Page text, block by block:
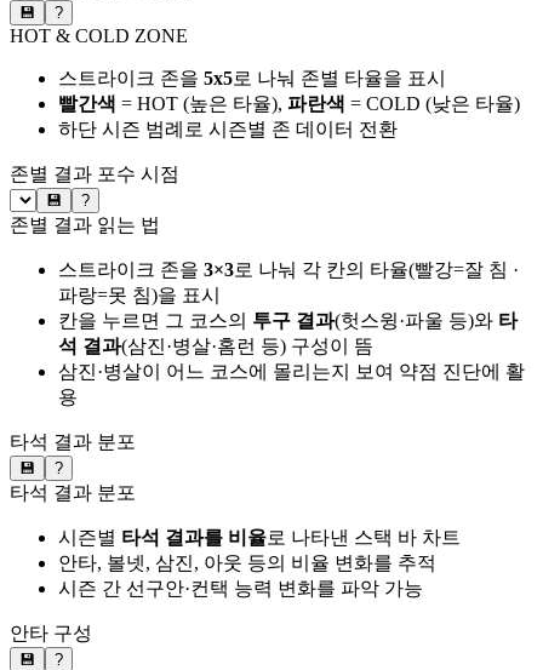
💾 ?
HOT & COLD ZONE
스트라이크 존을 5x5로 나눠 존별 타율을 표시
빨간색 = HOT (높은 타율), 파란색 = COLD (낮은 타율)
하단 시즌 범례로 시즌별 존 데이터 전환
존별 결과 포수 시점
💾 ?
존별 결과 읽는 법
스트라이크 존을 3×3로 나눠 각 칸의 타율(빨강=잘 침 ·
파랑=못 침)을 표시
칸을 누르면 그 코스의 투구 결과(헛스윙·파울 등)와 타
석 결과(삼진·병살·홈런 등) 구성이 뜸
삼진·병살이 어느 코스에 몰리는지 보여 약점 진단에 활
용
타석 결과 분포
💾 ?
타석 결과 분포
시즌별 타석 결과를 비율로 나타낸 스택 바 차트
안타, 볼넷, 삼진, 아웃 등의 비율 변화를 추적
시즌 간 선구안·컨택 능력 변화를 파악 가능
안타 구성
💾 ?